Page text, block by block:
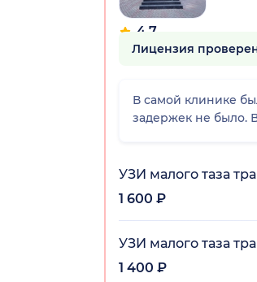
4.7
457 отзывов
Лицензия
В самой клинике
задержек не было.
УЗИ малого таза
1 600 ₽
УЗИ малого таза
1 400 ₽